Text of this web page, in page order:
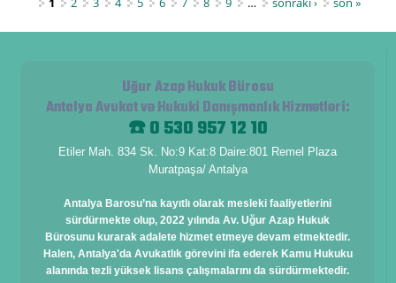
Sayfalar
Uğur Azap Hukuk Bürosu
Antalya Avukat ve Hukuki Danışmanlık Hizmetleri:
☎️ 0 530 957 12 10
Etiler Mah. 834 Sk. No:9 Kat:8 Daire:801 Remel Plaza
Muratpaşa/ Antalya
Antalya Barosu’na kayıtlı olarak mesleki faaliyetlerini
sürdürmekte olup, 2022 yılında Av. Uğur Azap Hukuk
Bürosunu kurarak adalete hizmet etmeye devam etmektedir.
Halen, Antalya'da Avukatlık görevini ifa ederek Kamu Hukuku
alanında tezli yüksek lisans çalışmalarını da sürdürmektedir.